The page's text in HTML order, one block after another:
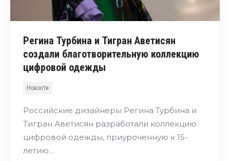
Регина Турбина и Тигран Аветисян
создали благотворительную коллекцию
цифровой одежды
Новости
Российские дизайнеры Регина Турбина и
Тигран Аветисян разработали коллекцию
цифровой одежды, приуроченную к 15-
летию…